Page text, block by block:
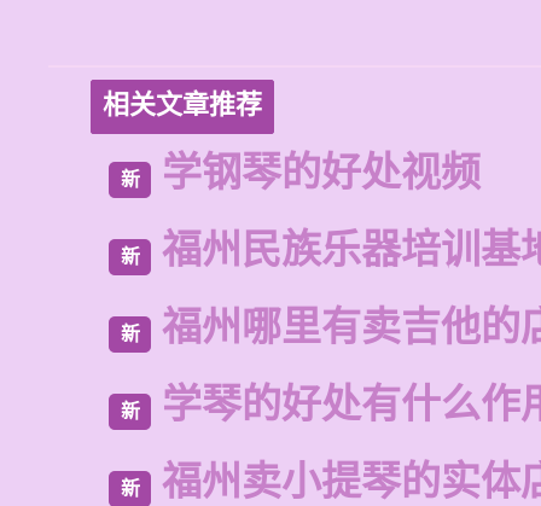
相关文章推荐
新 学钢琴的好处视频
新 福州民族乐器培训基
新 福州哪里有卖吉他的
新 学琴的好处有什么作
新 福州卖小提琴的实体